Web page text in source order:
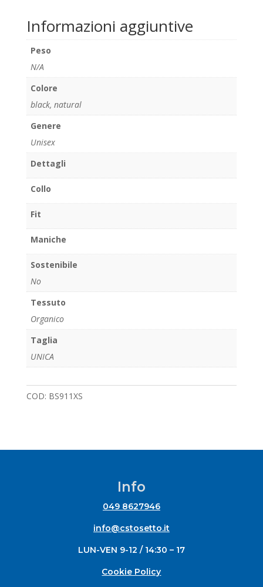
Informazioni aggiuntive
Peso
N/A
Colore
black, natural
Genere
Unisex
Dettagli
Collo
Fit
Maniche
Sostenibile
No
Tessuto
Organico
Taglia
UNICA
COD: BS911XS
Info
049 8627946
info@cstosetto.it
LUN-VEN 9-12 / 14:30 – 17
Cookie Policy